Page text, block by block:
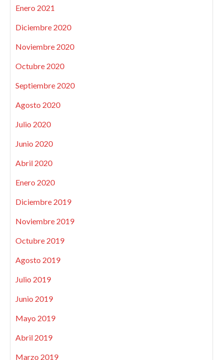
Enero 2021
Diciembre 2020
Noviembre 2020
Octubre 2020
Septiembre 2020
Agosto 2020
Julio 2020
Junio 2020
Abril 2020
Enero 2020
Diciembre 2019
Noviembre 2019
Octubre 2019
Agosto 2019
Julio 2019
Junio 2019
Mayo 2019
Abril 2019
Marzo 2019